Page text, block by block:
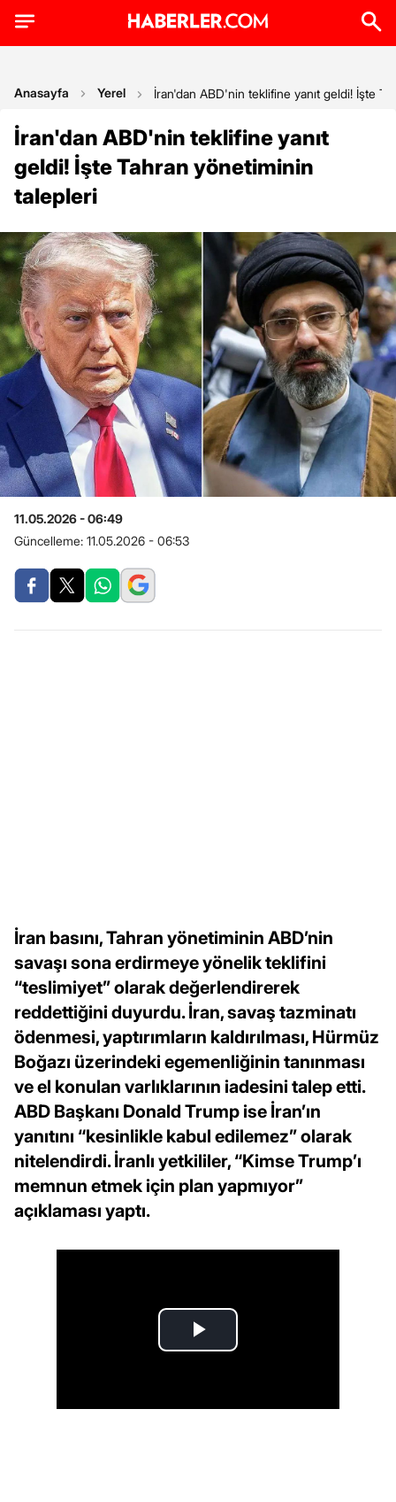
Anasayfa Yerel İran'dan ABD'nin teklifine yanıt geldi! İşte
İran'dan ABD'nin teklifine yanıt
geldi! İşte Tahran yönetiminin
talepleri
11.05.2026 - 06:49
Güncelleme: 11.05.2026 - 06:53
İran basını, Tahran yönetiminin ABD’nin
savaşı sona erdirmeye yönelik teklifini
“teslimiyet” olarak değerlendirerek
reddettiğini duyurdu. İran, savaş tazminatı
ödenmesi, yaptırımların kaldırılması, Hürmüz
Boğazı üzerindeki egemenliğinin tanınması
ve el konulan varlıklarının iadesini talep etti.
ABD Başkanı Donald Trump ise İran’ın
yanıtını “kesinlikle kabul edilemez” olarak
nitelendirdi. İranlı yetkililer, “Kimse Trump’ı
memnun etmek için plan yapmıyor”
açıklaması yaptı.